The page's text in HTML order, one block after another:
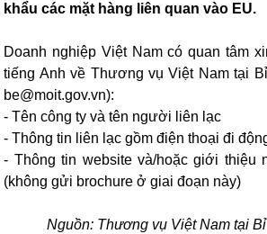
khẩu các mặt hàng liên quan vào EU.
Doanh nghiệp Việt Nam có quan tâm
tiếng Anh về Thương vụ Việt Nam tại
be@moit.gov.vn):
- Tên công ty và tên người liên lạc
- Thông tin liên lạc gồm điện thoại đi
- Thông tin website và/hoặc giới thiệu
(không gửi brochure ở giai đoạn này)
Nguồn: Thương vụ Việt Nam tại Bỉ